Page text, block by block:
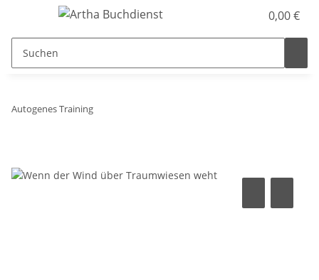
0,00 €
Autogenes Training